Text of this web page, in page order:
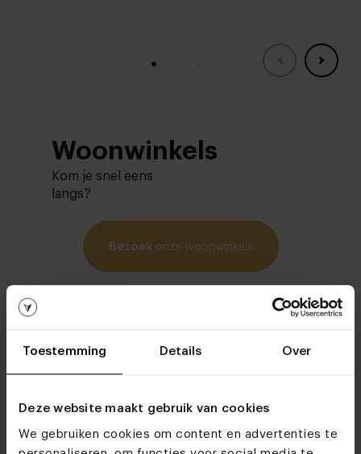
Toestemming Details Over
Deze website maakt gebruik van cookies
We gebruiken cookies om content en advertenties te
Woonwinkels
Kom je snel eens
langs?
Bezoek onze woonwinkels